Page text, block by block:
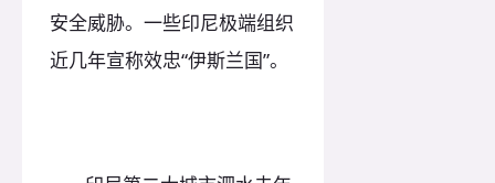
安全威胁。一些印尼极端组织
近几年宣称效忠“伊斯兰国”。